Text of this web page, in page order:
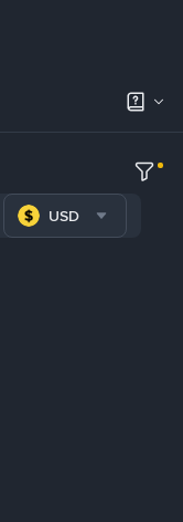
USD